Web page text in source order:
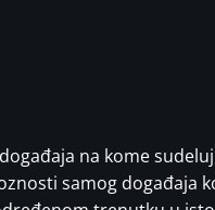
na kome
samog događaja